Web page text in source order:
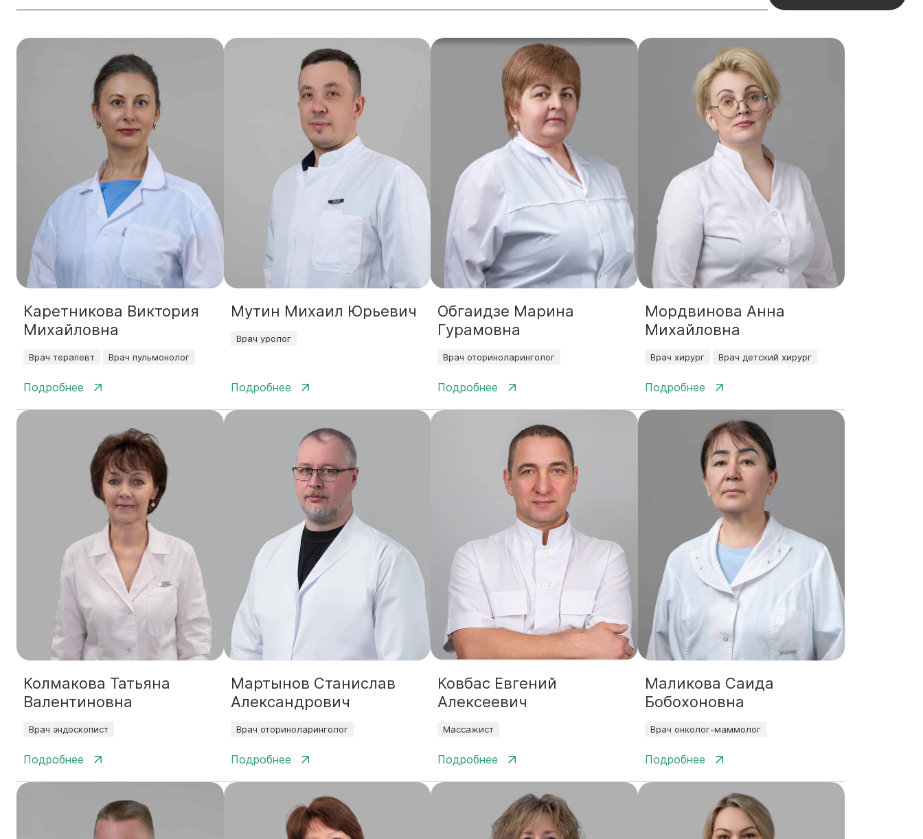
Каретникова Виктория
Михайловна
Врач терапевт Врач пульмонолог
Подробнее
Мутин Михаил Юрьевич
Врач уролог
Подробнее
Обгаидзе Марина
Гурамовна
Врач оториноларинголог
Подробнее
Мордвинова Анна
Михайловна
Врач хирург Врач детский хирург
Подробнее
Колмакова Татьяна
Валентиновна
Врач эндоскопист
Подробнее
Мартынов Станислав
Александрович
Врач оториноларинголог
Подробнее
Ковбас Евгений
Алексеевич
Массажист
Подробнее
Маликова Саида
Бобохоновна
Врач онколог-маммолог
Подробнее